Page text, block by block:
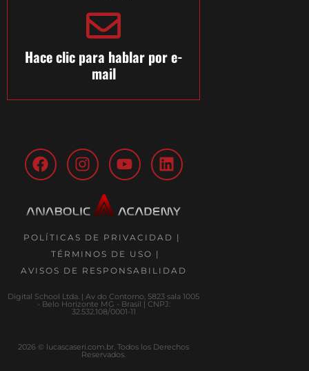
Hace clic para hablar por e-
mail
POLÍTICAS DE PRIVACIDAD |
TÉRMINOS DE USO |
AVISOS DE RESPONSABILIDAD
Digital School Ltda. | Av do Contorno, 5823 sala 1005
- Belo Horizonte MG - Brasil | CNPJ:
32.532.108/0001-11
2026 © lucascaseri.com.br. Todos los Derechos
Reservados.​